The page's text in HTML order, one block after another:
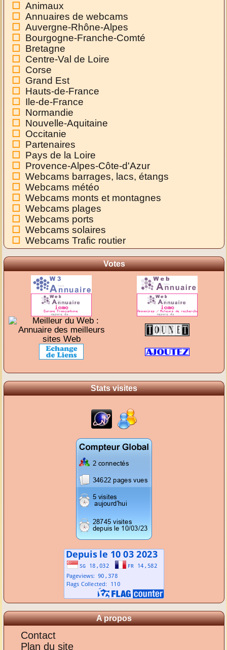
Animaux
Annuaires de webcams
Auvergne-Rhône-Alpes
Bourgogne-Franche-Comté
Bretagne
Centre-Val de Loire
Corse
Grand Est
Hauts-de-France
Ile-de-France
Normandie
Nouvelle-Aquitaine
Occitanie
Partenaires
Pays de la Loire
Provence-Alpes-Côte-d'Azur
Webcams barrages, lacs, étangs
Webcams météo
Webcams monts et montagnes
Webcams plages
Webcams ports
Webcams solaires
Webcams Trafic routier
Votes
Stats visites
A propos
Contact
Plan du site